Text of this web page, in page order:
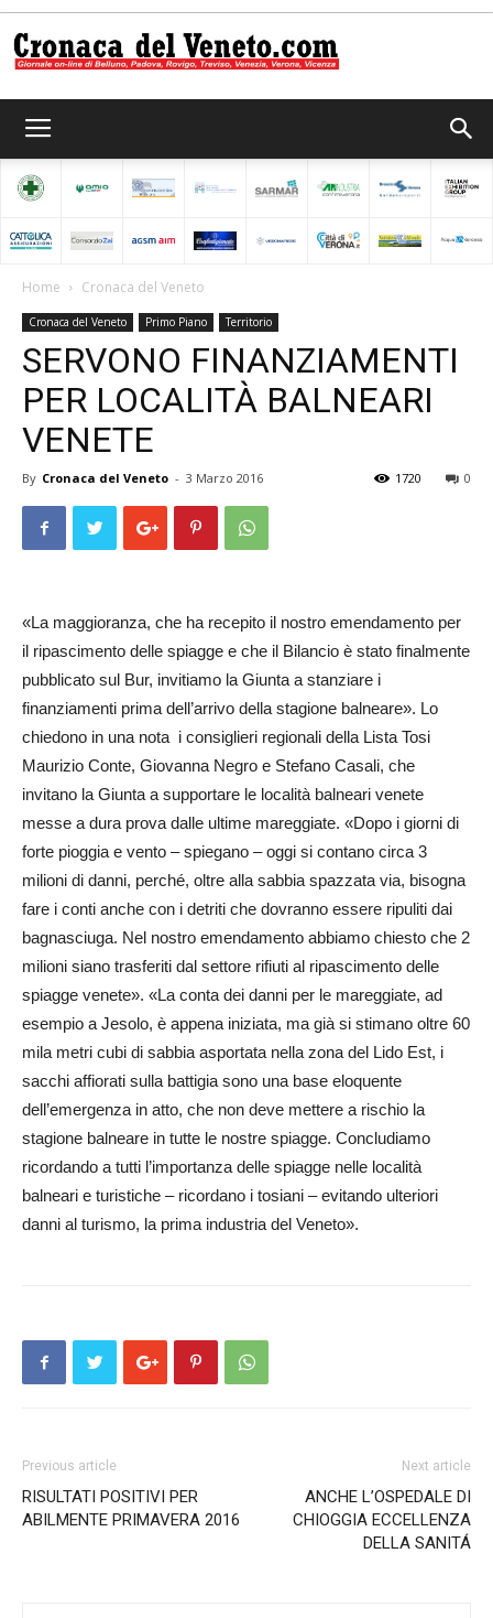
del
Veneto
Home Cronaca del Veneto
Cronaca del Veneto Primo Piano Territorio
SERVONO FINANZIAMENTI
PER LOCALITÀ BALNEARI
VENETE
By Cronaca del Veneto - 3 Marzo 2016 0
1720
«La maggioranza, che ha recepito il nostro emendamento per
il ripascimento delle spiagge e che il Bilancio è stato finalmente
pubblicato sul Bur, invitiamo la Giunta a stanziare i
finanziamenti prima dell’arrivo della stagione balneare». Lo
chiedono in una nota i consiglieri regionali del­la Lista Tosi
Maurizio Conte, Giovanna Negro e Stefano Ca­sali, che
invitano la Giunta a supportare le località balneari ve­­­nete
messe a dura prova dal­le ultime mareggiate. «Dopo i giorni di
forte pioggia e vento – spiegano – oggi si contano circa 3
milioni di danni, perché, oltre alla sabbia spazzata via, bisogna
fare i conti anche con i detriti che dovranno essere ripuliti dai
bagnasciuga. Nel nostro emendamento ab­biamo chiesto che 2
milioni siano trasferiti dal settore rifiuti al ripascimento del­le
spiagge venete». «La conta dei danni per le mareggiate, ad
esempio a Jesolo, è appena iniziata, ma già si stimano oltre 60
mila metri cubi di sabbia asportata nella zona del Lido Est, i
sacchi affiorati sulla battigia so­no una base eloquente
dell’emergenza in atto, che non de­ve mettere a rischio la
stagione balneare in tutte le nostre spiagge. Con­cludiamo
ricordando a tutti l’importanza delle spiagge nel­le località
balneari e turistiche – ricordano i tosiani – evitando ulteriori
danni al turismo, la prima industria del Veneto».
Previous article
RISULTATI POSITIVI PER
ABILMENTE PRIMAVERA 2016
Next article
ANCHE L’OSPEDALE DI
CHIOGGIA ECCELLENZA
DELLA SANITÁ